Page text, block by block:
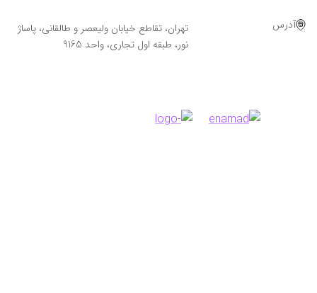
آدرس
تهران، تقاطع خیابان ولیعصر و طالقانی، پاساژ
نور، طبقه اول تجاری، واحد 9165